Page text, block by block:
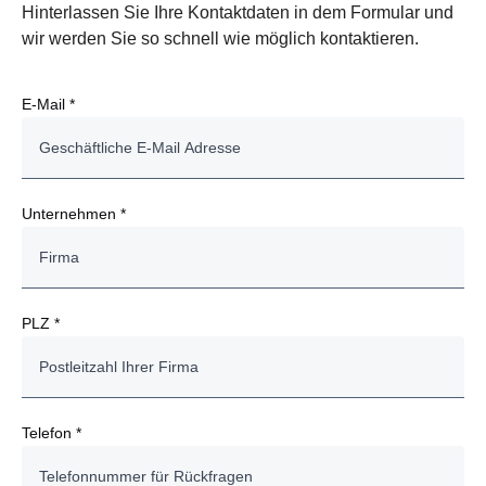
Hinterlassen Sie Ihre Kontaktdaten in dem Formular und
wir werden Sie so schnell wie möglich kontaktieren.
E-Mail *
Unternehmen *
PLZ *
Telefon *